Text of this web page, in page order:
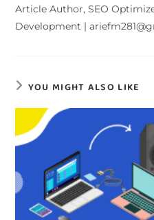
Article Author, SEO
Development |
YOU MIGHT ALSO LIKE